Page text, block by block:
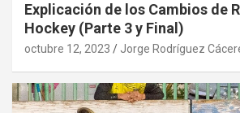
Explicación de los Cambios de
Hockey (Parte 3 y Final)
octubre 12, 2023 Jorge Rodríguez